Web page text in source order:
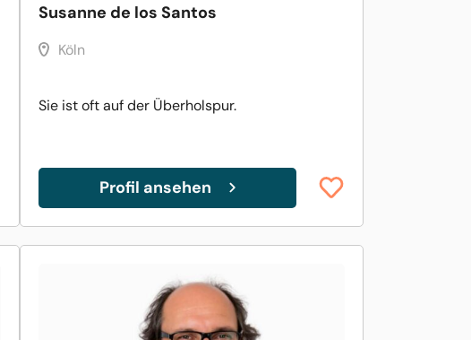
Susanne de los Santos
Köln
Sie ist oft auf der Überholspur.
Profil ansehen